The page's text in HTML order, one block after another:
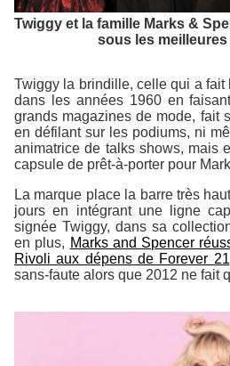
Twiggy et la famille Marks &
sous les
Twiggy la brindille, celle qui a fait
dans les années 1960 en
grands magazines de mode, fait
en défilant sur les podiums, ni
animatrice de talks shows, mais
capsule de prêt-à-porter pour
La marque place la barre très
jours en intégrant une ligne
signée Twiggy, dans sa
en plus, Marks and Spencer
Rivoli aux dépens de Forever 21
sans-faute alors que 2012 ne fait